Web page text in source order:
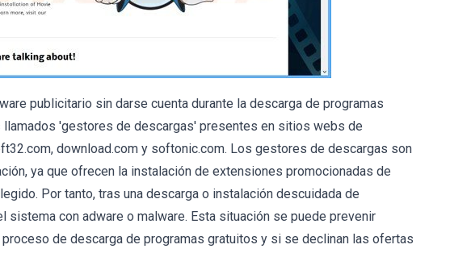
publicitario sin darse cuenta durante la descarga de programas
'gestores de descargas' presentes en sitios webs de
download.com y softonic.com. Los gestores de descargas son
ya que ofrecen la instalación de extensiones promocionadas de
Por tanto, tras una descarga o instalación descuidada de
sistema con adware o malware. Esta situación se puede prevenir
de descarga de programas gratuitos y si se declinan las ofertas